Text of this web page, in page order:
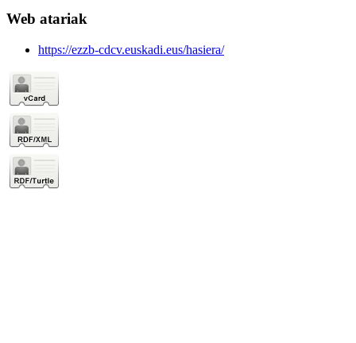
Web atariak
https://ezzb-cdcv.euskadi.eus/hasiera/